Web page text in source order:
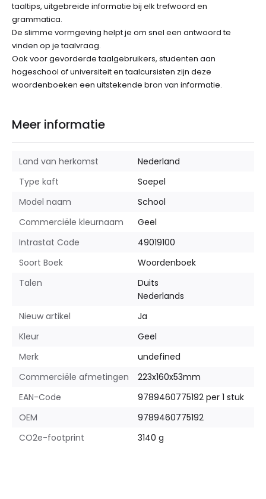
taaltips, uitgebreide informatie bij elk trefwoord en
grammatica.
De slimme vormgeving helpt je om snel een antwoord te
vinden op je taalvraag.
Ook voor gevorderde taalgebruikers, studenten aan
hogeschool of universiteit en taalcursisten zijn deze
woordenboeken een uitstekende bron van informatie.
Meer informatie
Land van herkomst
Nederland
Type kaft
Soepel
Model naam
School
Commerciële kleurnaam
Geel
Intrastat Code
49019100
Soort Boek
Woordenboek
Talen
Duits
Nederlands
Nieuw artikel
Ja
Kleur
Geel
Merk
undefined
Commerciële afmetingen
223x160x53mm
EAN-Code
9789460775192 per 1 stuk
OEM
9789460775192
CO2e-footprint
3140 g